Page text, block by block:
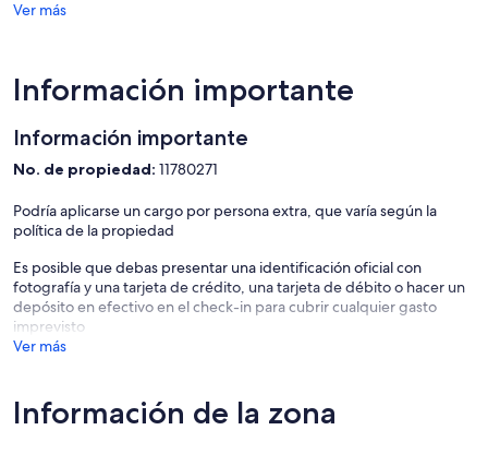
- Barbecue
- Lawn
- Wifi
- Wet room
- Hairdryers
- Piano
- Washing machine
- Log burner
- Parking spaces
- Pets on request
Ver más
Información importante
Información importante
No. de propiedad: 11780271
Podría aplicarse un cargo por persona extra, que varía según la
política de la propiedad
Es posible que debas presentar una identificación oficial con
fotografía y una tarjeta de crédito, una tarjeta de débito o hacer un
depósito en efectivo en el check-in para cubrir cualquier gasto
imprevisto
Ver más
Información de la zona